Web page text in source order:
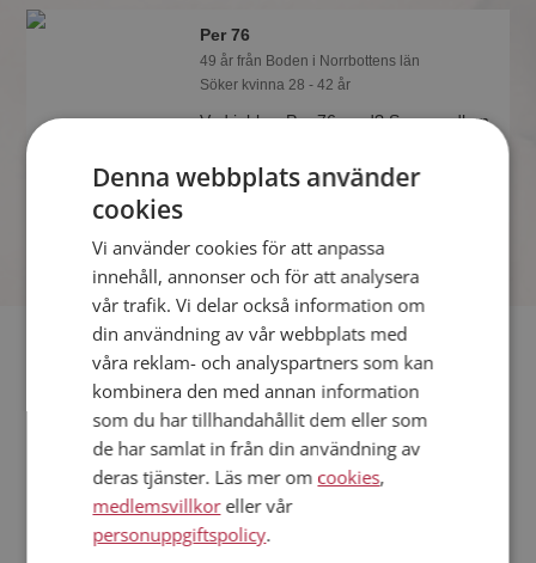
Per 76
49 år från Boden i Norrbottens län
Söker kvinna 28 - 42 år
Vad jobbar Per 76 med? Som medlem
möjliga detaljer om alla singlarna.
Fler singlar
Kvinnor från Boden
Dejta kvinnor i Sverige
Denna webbplats använder
cookies
Vi använder cookies för att anpassa
innehåll, annonser och för att analysera
vår trafik. Vi delar också information om
din användning av vår webbplats med
våra reklam- och analyspartners som kan
kombinera den med annan information
som du har tillhandahållit dem eller som
de har samlat in från din användning av
deras tjänster. Läs mer om cookies,
medlemsvillkoreller vår
personuppgiftspolicy.